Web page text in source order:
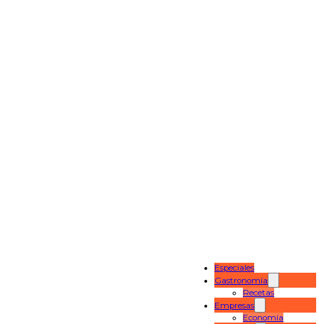
Especiales
Gastronomía
Recetas
Empresas
Economía